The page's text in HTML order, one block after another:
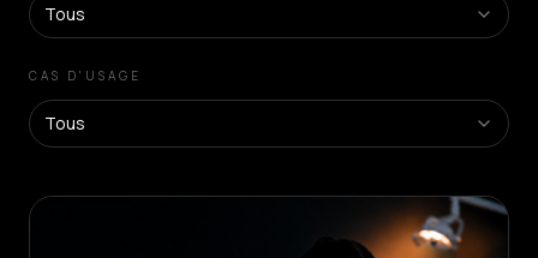
Plateforme
SaaS
agents
Tous
CAS D'USAGE
Tous